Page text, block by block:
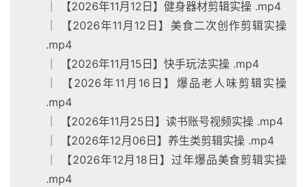
│ 【2026年11月12日】健身器材剪辑实操 .mp4
│ 【2026年11月12日】美食二次创作剪辑实操
.mp4
│ 【2026年11月15日】快手玩法实操 .mp4
│ 【2026年11月16日】爆品老人味剪辑实操
.mp4
│ 【2026年11月25日】读书账号视频实操 .mp4
│ 【2026年12月06日】养生类剪辑实操 .mp4
│ 【2026年12月18日】过年爆品美食剪辑实操
.mp4